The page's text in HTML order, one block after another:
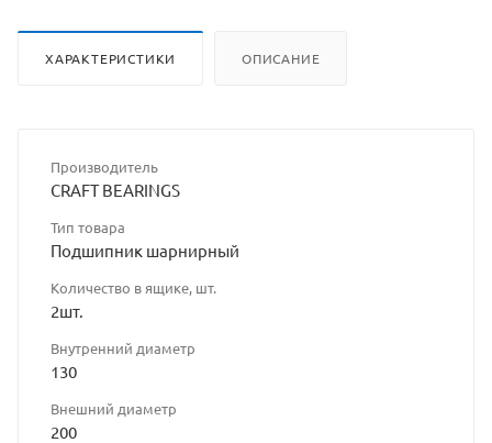
ХАРАКТЕРИСТИКИ ОПИСАНИЕ
Производитель
CRAFT BEARINGS
Тип товара
Подшипник шарнирный
Количество в ящике, шт.
2шт.
Внутренний диаметр
130
Внешний диаметр
200